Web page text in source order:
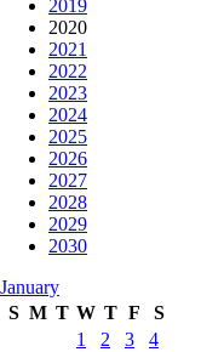
2019
2020
2021
2022
2023
2024
2025
2026
2027
2028
2029
2030
January
S M T W T F
S
1
2 3
4